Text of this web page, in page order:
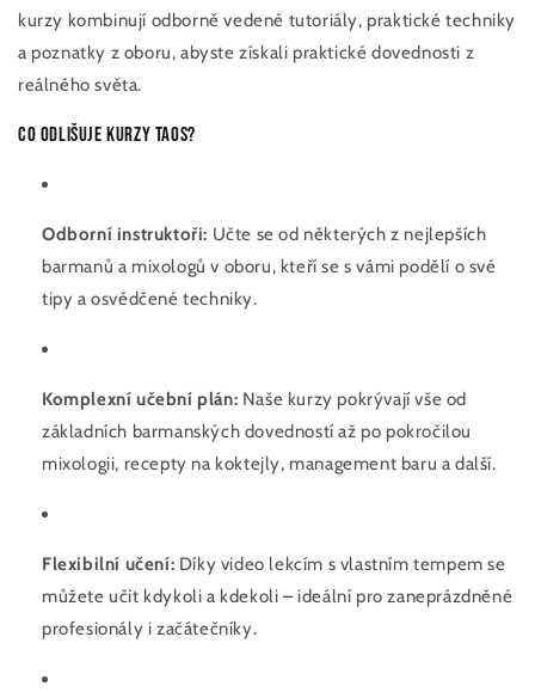
kurzy kombinují odborně vedené tutoriály, praktické techniky
a poznatky z oboru, abyste získali praktické dovednosti z
reálného světa.
Co odlišuje kurzy TAOS?
Odborní instruktoři: Učte se od některých z nejlepších
barmanů a mixologů v oboru, kteří se s vámi podělí o své
tipy a osvědčené techniky.
Komplexní učební plán: Naše kurzy pokrývají vše od
základních barmanských dovedností až po pokročilou
mixologii, recepty na koktejly, management baru a další.
Flexibilní učení: Díky video lekcím s vlastním tempem se
můžete učit kdykoli a kdekoli – ideální pro zaneprázdněné
profesionály i začátečníky.